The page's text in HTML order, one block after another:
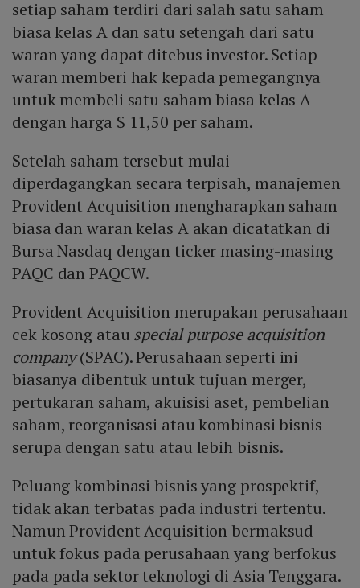
setiap saham terdiri dari salah satu saham
biasa kelas A dan satu setengah dari satu
waran yang dapat ditebus investor. Setiap
waran memberi hak kepada pemegangnya
untuk membeli satu saham biasa kelas A
dengan harga $ 11,50 per saham.
Setelah saham tersebut mulai
diperdagangkan secara terpisah, manajemen
Provident Acquisition mengharapkan saham
biasa dan waran kelas A akan dicatatkan di
Bursa Nasdaq dengan ticker masing-masing
PAQC dan PAQCW.
Provident Acquisition merupakan perusahaan
cek kosong atau special purpose acquisition
company(SPAC). Perusahaan seperti ini
biasanya dibentuk untuk tujuan merger,
pertukaran saham, akuisisi aset, pembelian
saham, reorganisasi atau kombinasi bisnis
serupa dengan satu atau lebih bisnis.
Peluang kombinasi bisnis yang prospektif,
tidak akan terbatas pada industri tertentu.
Namun Provident Acquisition bermaksud
untuk fokus pada perusahaan yang berfokus
pada pada sektor teknologi di Asia Tenggara.